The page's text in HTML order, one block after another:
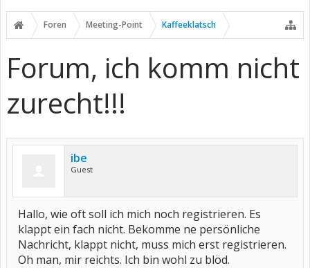
Foren Meeting-Point Kaffeeklatsch
Forum, ich komm nicht
zurecht!!!
ibe
Guest
Hallo, wie oft soll ich mich noch registrieren. Es
klappt ein fach nicht. Bekomme ne persönliche
Nachricht, klappt nicht, muss mich erst registrieren.
Oh man, mir reichts. Ich bin wohl zu blöd.